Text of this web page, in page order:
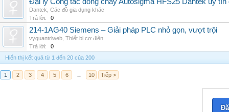
Dantek Các đồ gia dụng khác
Trả lời:
0
214-1AG40 Siemens – Giải pháp PLC nhỏ gọn, vượt trội
vyquantriweb Thiết bị cơ điện
Trả lời:
0
Hiển thị kết quả từ 1 đến 20 của 200
1 2 3 4 5 6 → 10 Tiếp >